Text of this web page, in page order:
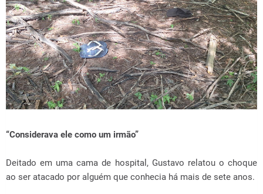
“Considerava ele como um irmão”
Deitado em uma cama de hospital, Gustavo relatou o choque
ao ser atacado por alguém que conhecia há mais de sete anos.